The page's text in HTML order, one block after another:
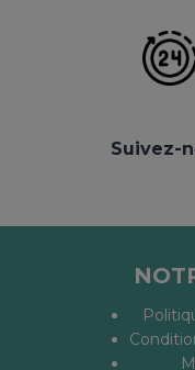
Suivez-